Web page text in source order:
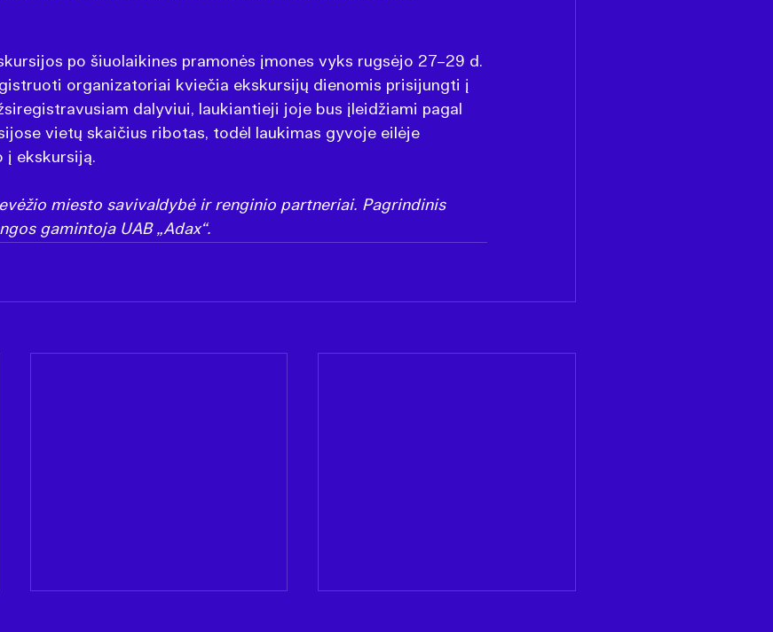
po šiuolaikines pramonės įmones vyks rugsėjo 27–29 d.
organizatoriai kviečia ekskursijų dienomis prisijungti į
dalyviui, laukiantieji joje bus įleidžiami pagal
vietų skaičius ribotas, todėl laukimas gyvoje eilėje
į ekskursiją.
miesto savivaldybė ir renginio partneriai. Pagrindinis
gamintoja UAB „Adax“.